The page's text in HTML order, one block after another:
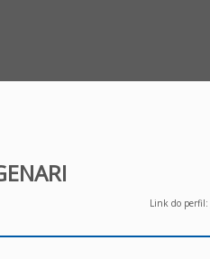
Link do perfil: